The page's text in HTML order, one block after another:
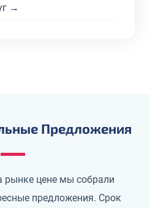
→
Предложения
рынке цене мы собрали
предложения. Срок